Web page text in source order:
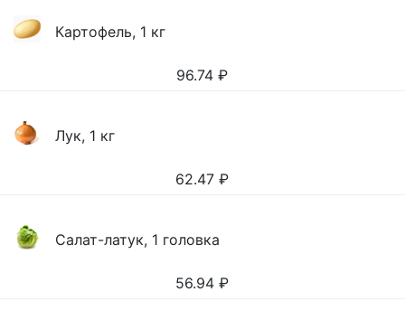
Картофель, 1 кг
96.74 ₽
Лук, 1 кг
62.47 ₽
Салат-латук, 1 головка
56.94 ₽